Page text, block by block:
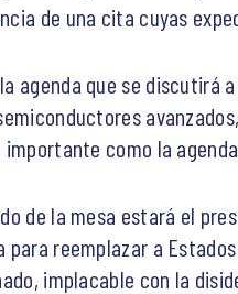
de una cita cuyas
agenda que se discutirá
como la
de la mesa estará el
para reemplazar a
implacable con la